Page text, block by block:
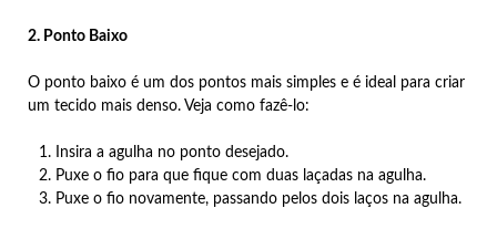
2. Ponto Baixo
O ponto baixo é um dos pontos mais simples e é ideal para criar
um tecido mais denso. Veja como fazê-lo:
Insira a agulha no ponto desejado.
Puxe o fio para que fique com duas laçadas na agulha.
Puxe o fio novamente, passando pelos dois laços na agulha.